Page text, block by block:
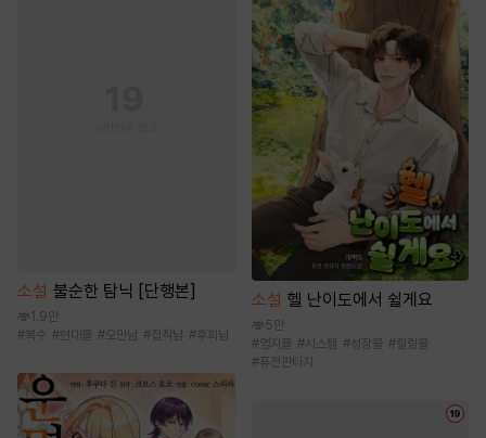
소설 불순한 탐닉 [단행본]
1.9만
#복수 #현대물 #오만남 #집착남 #후회남
소설 헬 난이도에서 쉴게요
5만
#영지물 #시스템 #성장물 #힐링물
#퓨전판타지